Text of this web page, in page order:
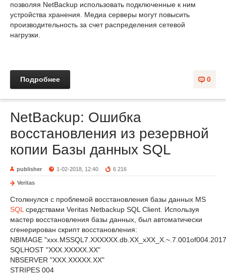
позволяя NetBackup использовать подключенные к ним
устройства хранения. Медиа серверы могут повысить
производительность за счет распределения сетевой
нагрузки.
0
Подробнее
NetBackup: Ошибка
восстановления из резервной
копии Базы данных SQL
publisher 1-02-2018, 12:40 6 216
Veritas
Столкнулся с проблемой восстановления базы данных MS
SQL средствами Veritas Netbackup SQL Client. Используя
мастер восстановления базы данных, был автоматически
сгенерирован скрипт восстановления:
NBIMAGE
SQLHOST "XXX.XXXXX.XX"
NBSERVER "XXX.XXXXX.XX"
STRIPES 004